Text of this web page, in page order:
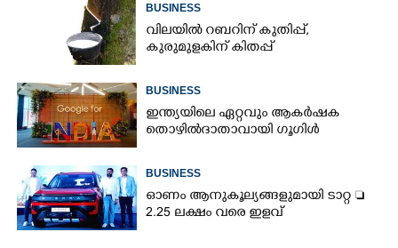
BUSINESS
വിലയിൽ റബറിന് കുതിപ്പ്,
കുരുമുളകിന് കിതപ്പ്
BUSINESS
ഇന്ത്യയിലെ ഏറ്റവും ആകർഷക
തൊഴിൽദാതാവായി ഗൂഗിൾ
BUSINESS
ഓണം ആനുകൂല്യങ്ങളുമായി ടാറ്റ 
2.25 ലക്ഷം വരെ ഇളവ്